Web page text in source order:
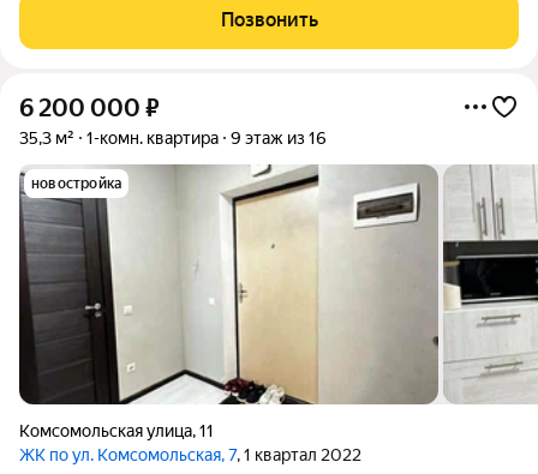
различных планировок ждут своих счастливых обладателей.
Современные технологии и
Позвонить
6 200 000 ₽
35,3 м² 1-комн. квартира 9 этаж из 16
новостройка
Комсомольская улица,11
ЖК по ул. Комсомольская, 7, 1 квартал 2022